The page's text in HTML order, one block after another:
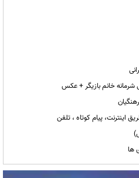
خانم بازیگر + عکس
اینترنت، پیام کوتاه ، تلفن
ها